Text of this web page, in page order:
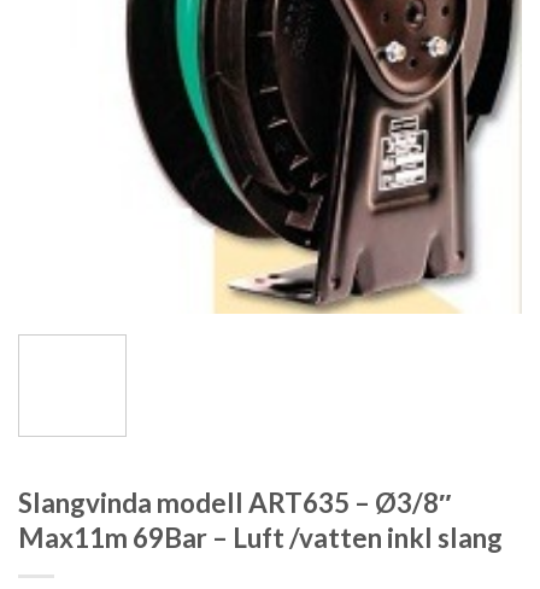
Slangvinda modell ART635 – Ø3/8″
Max11m 69Bar – Luft /vatten inkl slang